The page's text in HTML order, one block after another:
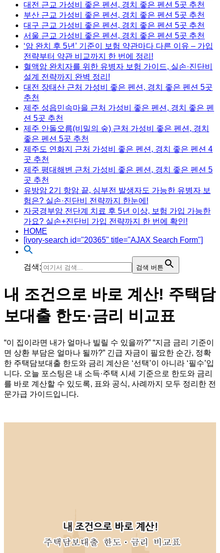
대전 근교 가성비 좋은 펜션, 경치 좋은 펜션 5곳 추천
부산 근교 가성비 좋은 펜션, 경치 좋은 펜션 5곳 추천
대구 근교 가성비 좋은 펜션, 경치 좋은 펜션 5곳 추천
서울 근교 가성비 좋은 펜션, 경치 좋은 펜션 5곳 추천
‘암 완치 후 5년’ 기준이 보험 약관마다 다른 이유 – 가입
전략부터 약관 비교까지 한 번에 정리!
혈액암 완치자를 위한 유병자 보험 가이드, 실손·진단비
설계 전략까지 완벽 정리!
대전 장태산 근처 가성비 좋은 펜션, 경치 좋은 펜션 5곳
추천
제주 성읍민속마을 근처 가성비 좋은 펜션, 경치 좋은 펜
션 5곳 추천
제주 안돌오름(비밀의 숲) 근처 가성비 좋은 펜션, 경치
좋은 펜션 5곳 추천
제주도 연화지 근처 가성비 좋은 펜션, 경치 좋은 펜션 4
곳 추천
제주 평대해변 근처 가성비 좋은 펜션, 경치 좋은 펜션 5
곳 추천
유방암 2기 항암 끝, 심부전 발생자도 가능한 유병자 보
험은? 실손·진단비 전략까지 한눈에!
자궁경부암 전단계 치료 후 5년 이상, 보험 가입 가능한
가요? 실손+진단비 가입 전략까지 한 번에 확인!
HOME
[ivory-search id="20365" title="AJAX Search Form"]
검색: 검색 버튼
내 조건으로 바로 계산! 주택담
보대출 한도·금리 비교표
“이 집이라면 내가 얼마나 빌릴 수 있을까?” “지금 금리 기준이
면 상환 부담은 얼마나 될까?” 긴급 자금이 필요한 순간, 정확
한 주택담보대출 한도와 금리 계산은 ‘선택’이 아니라 ‘필수’입
니다. 오늘 포스팅은 내 소득·주택 시세 기준으로 한도와 금리
를 바로 계산할 수 있도록, 표와 공식, 사례까지 모두 정리한 전
문가급 가이드입니다.